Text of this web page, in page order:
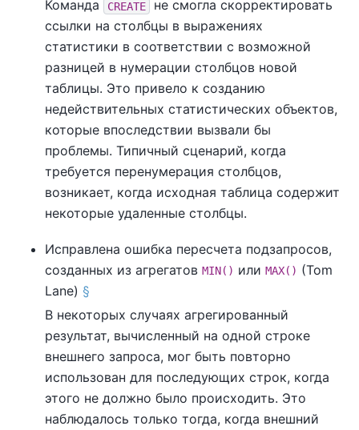
Команда
CREATE
не смогла скорректировать
ссылки на столбцы в выражениях
статистики в соответствии с возможной
разницей в нумерации столбцов новой
таблицы. Это привело к созданию
недействительных статистических объектов,
которые впоследствии вызвали бы
проблемы. Типичный сценарий, когда
требуется перенумерация столбцов,
возникает, когда исходная таблица содержит
некоторые удаленные столбцы.
Исправлена ошибка пересчета подзапросов,
созданных из агрегатов MIN() или MAX() (Tom
Lane) §
В некоторых случаях агрегированный
результат, вычисленный на одной строке
внешнего запроса, мог быть повторно
использован для последующих строк, когда
этого не должно было происходить. Это
наблюдалось только тогда, когда внешний